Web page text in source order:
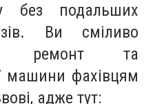
без подальших
Ви сміливо
ремонт та
машини фахівцям
адже тут: